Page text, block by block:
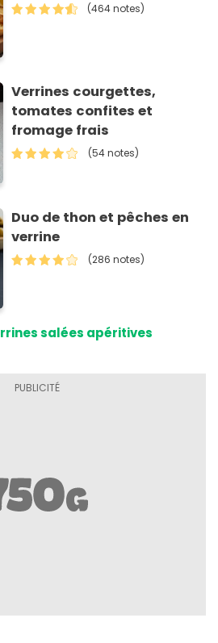
(464 notes)
Verrines courgettes,
tomates confites et
fromage frais
(54 notes)
Duo de thon et pêches en
verrine
(286 notes)
salées apéritives